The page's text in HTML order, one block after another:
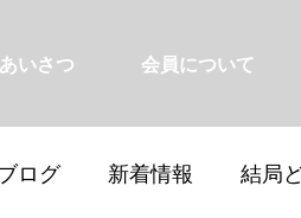
あいさつ 会員について
ログ 新着情報 結局